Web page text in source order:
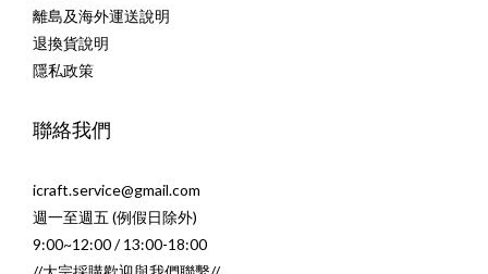
離島及海外運送說明
退換貨說明
隱私政策
聯絡我們
icraft.service@gmail.com
週一至週五 (例假日除外)
9:00~12:00 / 13:00-18:00